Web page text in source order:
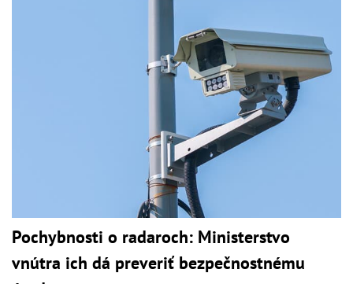
Pochybnosti o radaroch: Ministerstvo
vnútra ich dá preveriť bezpečnostnému